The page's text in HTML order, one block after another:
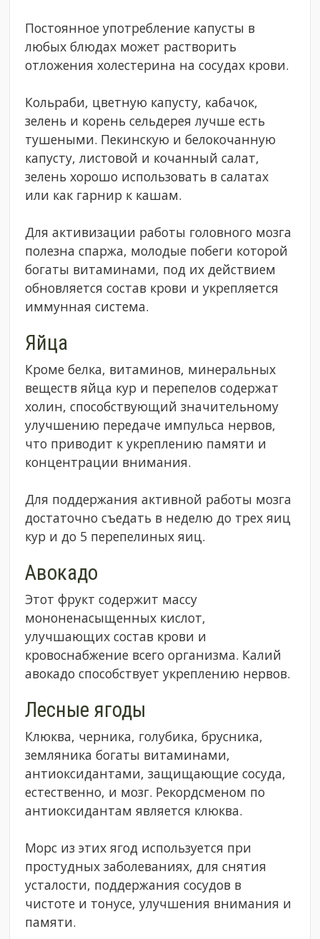
Постоянное употребление капусты в
любых блюдах может растворить
отложения холестерина на сосудах крови.
Кольраби, цветную капусту, кабачок,
зелень и корень сельдерея лучше есть
тушеными. Пекинскую и белокочанную
капусту, листовой и кочанный салат,
зелень хорошо использовать в салатах
или как гарнир к кашам.
Для активизации работы головного мозга
полезна спаржа, молодые побеги которой
богаты витаминами, под их действием
обновляется состав крови и укрепляется
иммунная система.
Яйца
Кроме белка, витаминов, минеральных
веществ яйца кур и перепелов содержат
холин, способствующий значительному
улучшению передаче импульса нервов,
что приводит к укреплению памяти и
концентрации внимания.
Для поддержания активной работы мозга
достаточно съедать в неделю до трех яиц
кур и до 5 перепелиных яиц.
Авокадо
Этот фрукт содержит массу
мононенасыщенных кислот,
улучшающих состав крови и
кровоснабжение всего организма. Калий
авокадо способствует укреплению нервов.
Лесные ягоды
Клюква, черника, голубика, брусника,
земляника богаты витаминами,
антиоксидантами, защищающие сосуда,
естественно, и мозг. Рекордсменом по
антиоксидантам является клюква.
Морс из этих ягод используется при
простудных заболеваниях, для снятия
усталости, поддержания сосудов в
чистоте и тонусе, улучшения внимания и
памяти.